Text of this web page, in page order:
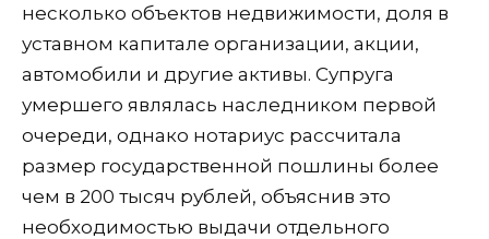
несколько объектов недвижимости, доля в
уставном капитале организации, акции,
автомобили и другие активы. Супруга
умершего являлась наследником первой
очереди, однако нотариус рассчитала
размер государственной пошлины более
чем в 200 тысяч рублей, объяснив это
необходимостью выдачи отдельного